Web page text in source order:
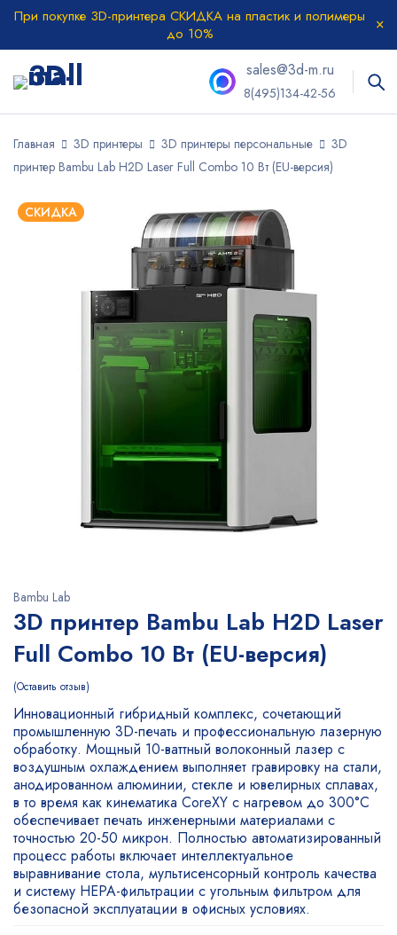
При покупке 3D-принтера СКИДКА на пластик и полимеры
до 10%
sales@3d-m.ru
8(495)134-42-56
Главная 3D принтеры 3D принтеры персональные
3D
принтер Bambu Lab H2D Laser Full Combo 10 Вт (EU-версия)
СКИДКА
Bambu Lab
3D принтер Bambu Lab H2D Laser
Full Combo 10 Вт (EU-версия)
Оставить отзыв
Инновационный гибридный комплекс, сочетающий
промышленную 3D-печать и профессиональную лазерную
обработку. Мощный 10-ваттный волоконный лазер с
воздушным охлаждением выполняет гравировку на стали,
анодированном алюминии, стекле и ювелирных сплавах,
в то время как кинематика CoreXY с нагревом до 300°C
обеспечивает печать инженерными материалами с
точностью 20-50 микрон. Полностью автоматизированный
процесс работы включает интеллектуальное
выравнивание стола, мультисенсорный контроль качества
и систему HEPA-фильтрации с угольным фильтром для
безопасной эксплуатации в офисных условиях.